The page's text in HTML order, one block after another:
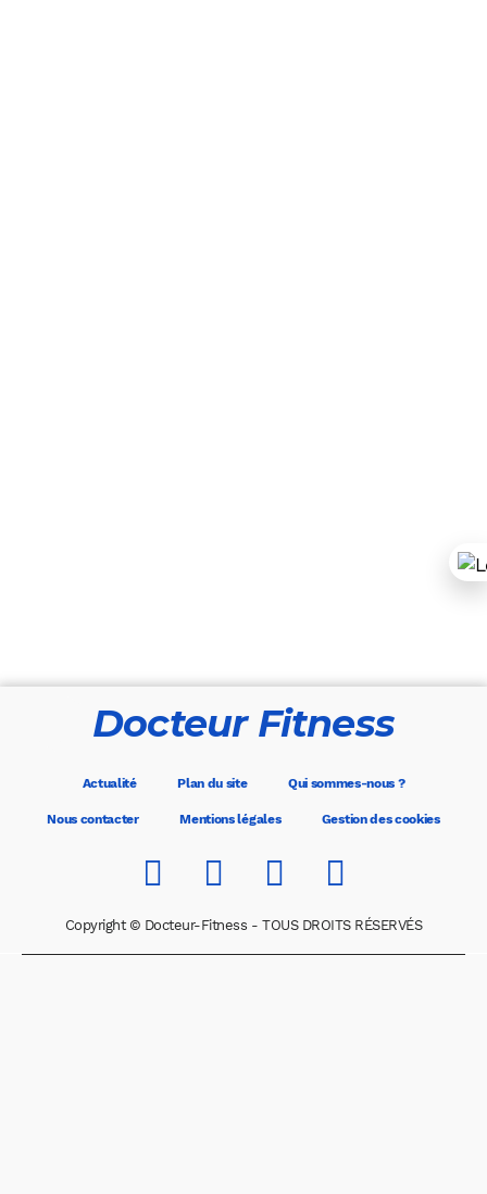
Docteur Fitness
Actualité Plan du site Qui sommes-nous ?
Nous contacter Mentions légales Gestion des cookies
Copyright © Docteur-Fitness - TOUS DROITS RÉSERVÉS